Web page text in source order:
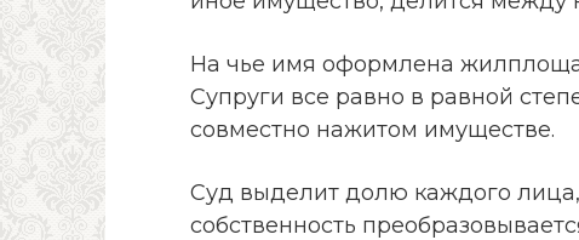
На чье имя оформлена
Супруги все равно в равной
совместно нажитом имуществе.
Суд выделит долю каждого лица,
собственность